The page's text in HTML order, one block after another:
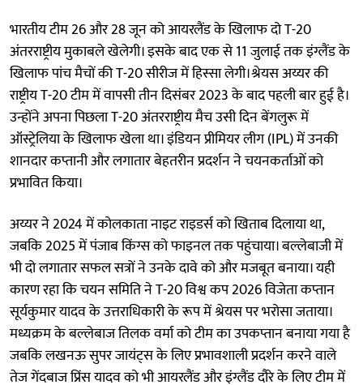
भारतीय टीम 26 और 28 जून को आयरलैंड के खिलाफ दो T-20
अंतरराष्ट्रीय मुकाबले खेलेगी। इसके बाद एक से 11 जुलाई तक इंग्लैंड के
खिलाफ पांच मैचों की T-20 सीरीज में हिस्सा लेगी।श्रेयस अय्यर की
राष्ट्रीय T-20 टीम में वापसी तीन दिसंबर 2023 के बाद पहली बार हुई है।
उन्होंने अपना पिछला T-20 अंतरराष्ट्रीय मैच उसी दिन बेंगलुरू में
ऑस्ट्रेलिया के खिलाफ खेला था। इंडियन प्रीमियर लीग (IPL) में उनकी
शानदार कप्तानी और लगातार बेहतरीन प्रदर्शन ने चयनकर्ताओं को
प्रभावित किया।
अय्यर ने 2024 में कोलकाता नाइट राइडर्स को खिताब दिलाया था,
जबकि 2025 में पंजाब किंग्स को फाइनल तक पहुंचाया। बल्लेबाजी में
भी दो लगातार सफल सत्रों ने उनके दावे को और मजबूत बनाया। यही
कारण रहा कि चयन समिति ने T-20 विश्व कप 2026 विजेता कप्तान
सूर्यकुमार यादव के उत्तराधिकारी के रूप में श्रेयस पर भरोसा जताया।
मध्यक्रम के बल्लेबाज तिलक वर्मा को टीम का उपकप्तान बनाया गया है
जबकि लखनऊ सुपर जायंट्स के लिए प्रभावशाली प्रदर्शन करने वाले
तेज गेंदबाज प्रिंस यादव को भी आयरलैंड और इंग्लैंड दौरे के लिए टीम में